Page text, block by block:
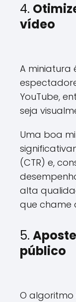
4.
vídeo
A miniatura
YouTube,
seja
Uma boa
(CTR) e,
alta
que chame
5.
público
O algoritmo